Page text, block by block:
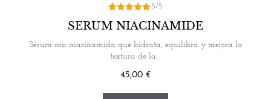
de 5
5/5
SERUM NIACINAMIDE
Sérum con niacinamida que hidrata, equilibra y mejora la
textura de la…
45,00 €